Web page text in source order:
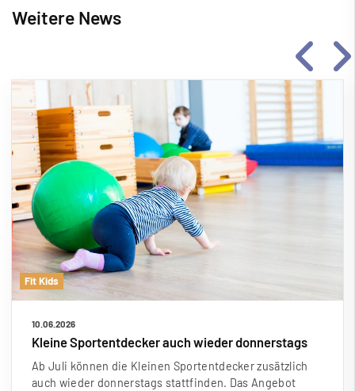
Weitere News
Fit Kids
10.06.2026
Kleine Sportentdecker auch wieder donnerstags
Ab Juli können die Kleinen Sportentdecker zusätzlich
auch wieder donnerstags stattfinden. Das Angebot